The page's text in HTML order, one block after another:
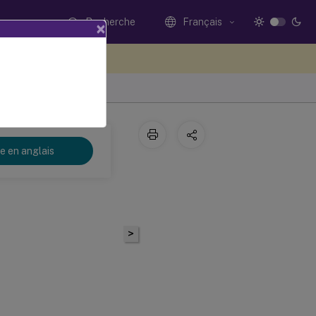
Recherche Français
en anglais
>
×